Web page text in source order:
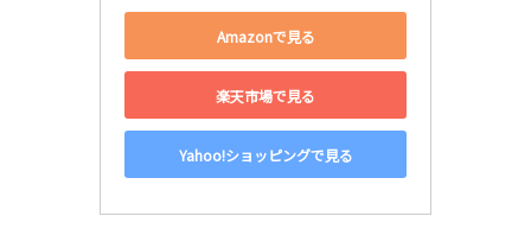
Amazonで見る
楽天市場で見る
Yahoo!ショッピングで見る